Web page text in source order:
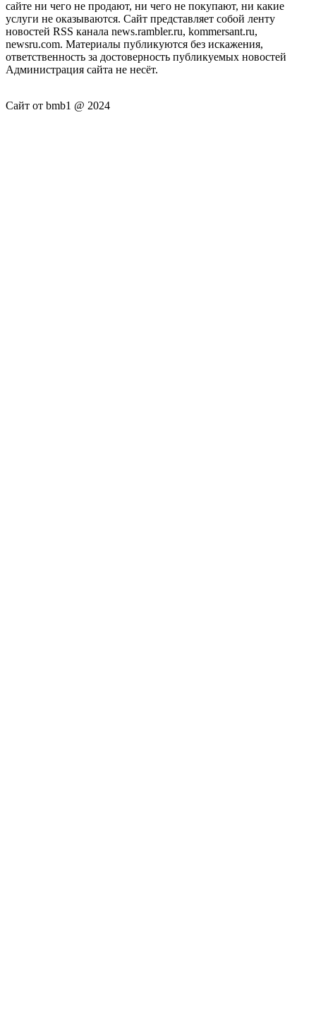
сайте ни чего не продают, ни чего не покупают, ни какие
услуги не оказываются. Сайт представляет собой ленту
новостей RSS канала news.rambler.ru, kommersant.ru,
newsru.com. Материалы публикуются без искажения,
ответственность за достоверность публикуемых новостей
Администрация сайта не несёт.
Сайт от bmb1 @ 2024